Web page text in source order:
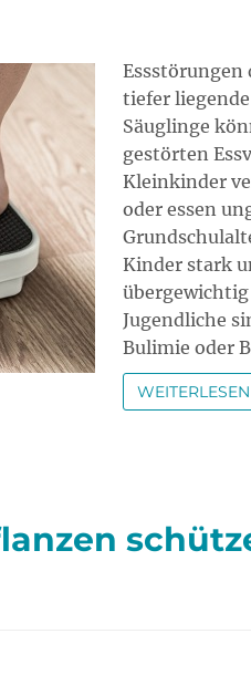
Essstörungen
tiefer
Säuglinge
gestörten
Kleinkinder
oder essen
Kinder stark
Jugendliche
Bulimie oder
WEITERLESEN